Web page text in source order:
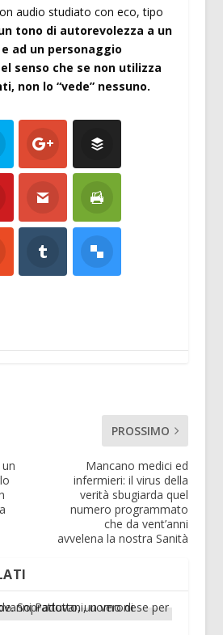
audio studiato con eco, tipo
tono di autorevolezza a un
ad un personaggio
senso che se non utilizza
non lo “vede” nessuno.
PROSSIMO
Mancano medici ed
infermieri: il virus della
verità sbugiarda quel
numero programmato
che da vent’anni
avvelena la nostra Sanità